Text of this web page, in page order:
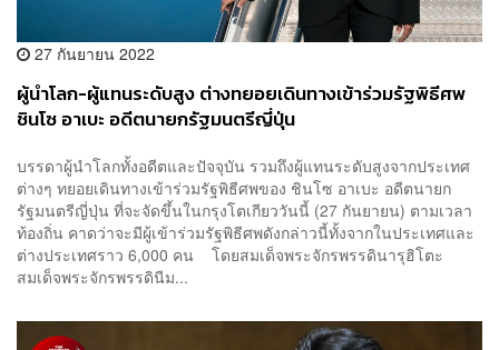
27 กันยายน 2022
ผู้นำโลก-ผู้แทนระดับสูง ต่างทยอยเดินทางเข้าร่วมรัฐพิธีศพ
ชินโซ อาเบะ อดีตนายกรัฐมนตรีญี่ปุ่น
บรรดาผู้นำโลกทั้งอดีตและปัจจุบัน รวมถึงผู้แทนระดับสูงจากประเทศ
ต่างๆ ทยอยเดินทางเข้าร่วมรัฐพิธีศพของ ชินโซ อาเบะ อดีตนายก
รัฐมนตรีญี่ปุ่น ที่จะจัดขึ้นในกรุงโตเกียววันนี้ (27 กันยายน) ตามเวลา
ท้องถิ่น คาดว่าจะมีผู้เข้าร่วมรัฐพิธีศพดังกล่าวนี้ทั้งจากในประเทศและ
ต่างประเทศราว 6,000 คน โดยสมเด็จพระจักรพรรดินารุฮิโตะ
สมเด็จพระจักรพรรดินีม...